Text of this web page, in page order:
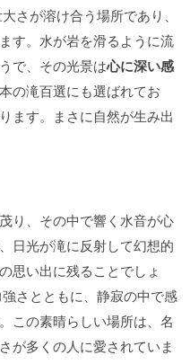
さが溶け合う場所であり、
す。水が岩を滑るように流
で、その光景は心に深い感
の滝百選にも選ばれてお
ます。まさに自然が生み出
り、その中で響く水音が心
日光が滝に反射して幻想的
思い出に残ることでしょ
さとともに、静寂の中で感
この素晴らしい場所は、名
が多くの人に愛されていま